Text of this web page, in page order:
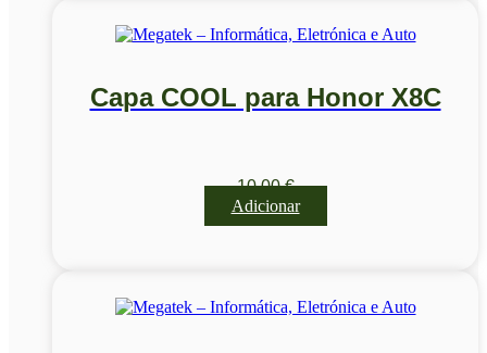
Capa COOL para Honor X8C
10,00€
Adicionar